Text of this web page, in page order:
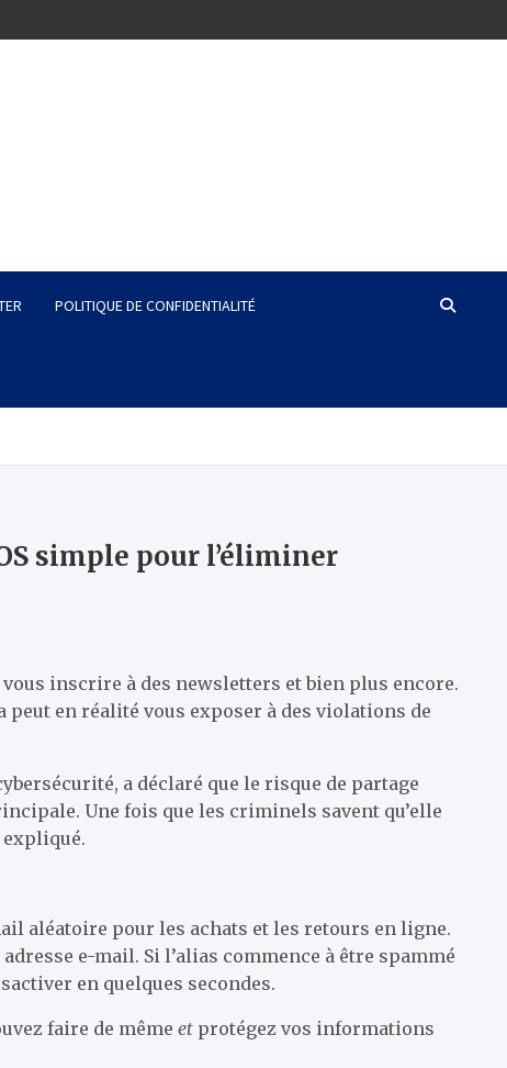
POLITIQUE DE CONFIDENTIALITÉ
simple pour l’éliminer
inscrire à des newsletters et bien plus encore.
en réalité vous exposer à des violations de
a déclaré que le risque de partage
Une fois que les criminels savent qu’elle
expliqué.
aléatoire pour les achats et les retours en ligne.
e-mail. Si l’alias commence à être spammé
en quelques secondes.
faire de même et protégez vos informations